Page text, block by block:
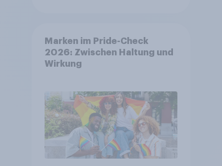
Marken im Pride-Check
2026: Zwischen Haltung und
Wirkung